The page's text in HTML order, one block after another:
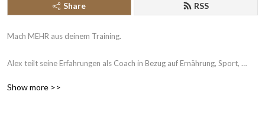
Share RSS
Mach MEHR aus deinem Training.
Alex teilt seine Erfahrungen als Coach in Bezug auf Ernährung, Sport,
Show more >>